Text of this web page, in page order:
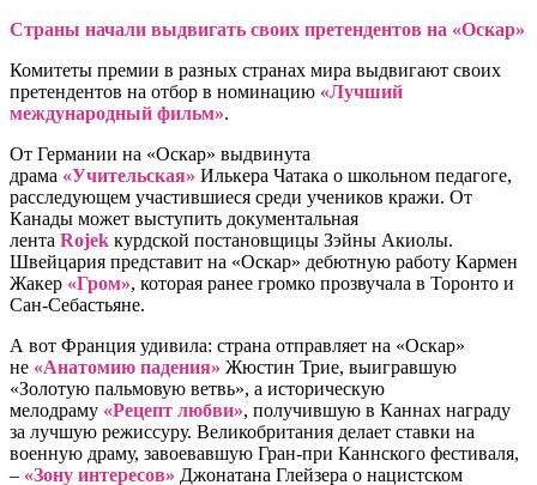
Страны начали выдвигать своих претендентов на «Оскар»
Комитеты премии в разных странах мира выдвигают своих
претендентов на отбор в номинацию «Лучший
международный фильм».
От Германии на «Оскар» выдвинута
драма «Учительская» Илькера Чатака о школьном педагоге,
расследующем участившиеся среди учеников кражи. От
Канады может выступить документальная
лента Rojek курдской постановщицы Зэйны Акиолы.
Швейцария представит на «Оскар» дебютную работу Кармен
Жакер «Гром», которая ранее громко прозвучала в Торонто и
Сан-Себастьяне.
А вот Франция удивила: страна отправляет на «Оскар»
не «Анатомию падения» Жюстин Трие, выигравшую
«Золотую пальмовую ветвь», а историческую
мелодраму «Рецепт любви», получившую в Каннах награду
за лучшую режиссуру. Великобритания делает ставки на
военную драму, завоевавшую Гран-при Каннского фестиваля,
– «Зону интересов» Джонатана Глейзера о нацистском